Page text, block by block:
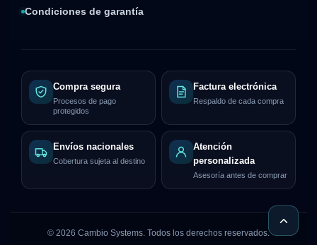
Condiciones de garantía
Compra segura
Procesos de pago
protegidos
Factura electrónica
Respaldo de cada compra
Envíos nacionales
Cobertura sujeta al destino
Atención
personalizada
Asesoría antes de comprar
© 2026 Cambio Systems. Todos los derechos reservados.